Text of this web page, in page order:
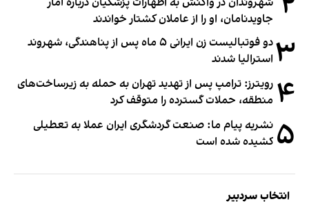
جاویدنامان، او را از عاملان کشتار خواندند
۳
دو فوتبالیست زن ایرانی ۵ ماه پس از پناهندگی، شهروند
استرالیا شدند
۴ رویترز: ترامپ پس از تهدید تهران به حمله به زیرساخت‌های
منطقه، حملات گسترده را متوقف کرد
۵ نشریه پیام ما: صنعت گردشگری ایران عملا به تعطیلی
کشیده شده است
انتخاب سردبیر